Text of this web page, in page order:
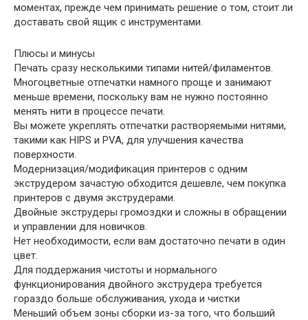
моментах, прежде чем принимать решение о том, стоит ли
доставать свой ящик с инструментами.
Плюсы и минусы
Печать сразу несколькими типами нитей/филаментов.
Многоцветные отпечатки намного проще и занимают
меньше времени, поскольку вам не нужно постоянно
менять нити в процессе печати.
Вы можете укреплять отпечатки растворяемыми нитями,
такими как HIPS и PVA, для улучшения качества
поверхности.
Модернизация/модификация принтеров с одним
экструдером зачастую обходится дешевле, чем покупка
принтеров с двумя экструдерами.
Двойные экструдеры громоздки и сложны в обращении
и управлении для новичков.
Нет необходимости, если вам достаточно печати в один
цвет.
Для поддержания чистоты и нормального
функционирования двойного экструдера требуется
гораздо больше обслуживания, ухода и чистки
Меньший объем зоны сборки из-за того, что больший